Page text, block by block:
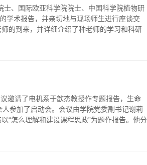
、国际欧亚科学院院士、中国科学院植物研
学术报告，并亲切地与现场师生进行座谈交
的到来，并详细介绍了种老师的学习和科研
邀请了电机系于歆杰教授作专题报告，生命
参加了启动会。会议由学院党委副书记谢莉
“怎么理解和建设课程思政”为题作报告。他分